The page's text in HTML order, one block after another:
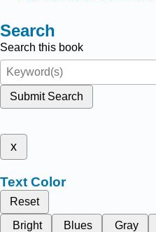
Search
Search this book
Submit Search
x
Text Color
Reset
Bright
Blues Gray